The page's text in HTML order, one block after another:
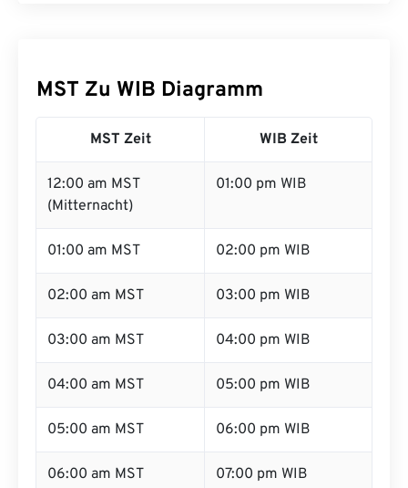
MST Zu WIB Diagramm
MST Zeit WIB Zeit
12:00 am MST
(Mitternacht)
01:00 pm WIB
01:00 am MST 02:00 pm WIB
02:00 am MST 03:00 pm WIB
03:00 am MST 04:00 pm WIB
04:00 am MST 05:00 pm WIB
05:00 am MST 06:00 pm WIB
06:00 am MST 07:00 pm WIB